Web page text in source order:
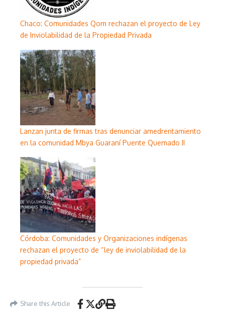
Chaco: Comunidades Qom rechazan el proyecto de Ley
de Inviolabilidad de la Propiedad Privada
Lanzan junta de firmas tras denunciar amedrentamiento
en la comunidad Mbya Guaraní Puente Quemado II
Córdoba: Comunidades y Organizaciones indígenas
rechazan el proyecto de “ley de inviolabilidad de la
propiedad privada”
Share this Article